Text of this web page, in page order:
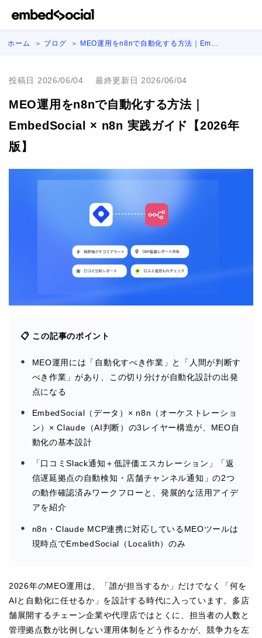
ホーム ブログ MEO運用をn8nで自動化する方法｜Em…
投稿日 2026/06/04 最終更新日 2026/06/04
MEO運用をn8nで自動化する方法｜
EmbedSocial × n8n 実践ガイド【2026年
版】
📋 この記事のポイント
MEO運用には「自動化すべき作業」と「人間が判断す
べき作業」があり、この切り分けが自動化設計の出発
点になる
EmbedSocial（データ）× n8n（オーケストレーショ
ン）× Claude（AI判断）の3レイヤー構造が、MEO自
動化の基本設計
「口コミSlack通知＋低評価エスカレーション」「返
信遅延拠点の自動検知・店舗チャンネル通知」の2つ
の動作確認済みワークフローと、発展的な活用アイデ
アを紹介
n8n・Claude MCP連携に対応しているMEOツールは
現時点でEmbedSocial（Localith）のみ
2026年のMEO運用は、「誰が担当するか」だけでなく「何を
AIと自動化に任せるか」を設計する時代に入っています。多店
舗展開するチェーン企業や代理店ではとくに、担当者の人数と
管理拠点数が比例しない運用体制をどう作るかが、競争力を左